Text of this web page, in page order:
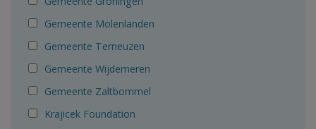
Gemeente Molenlanden
Gemeente Terneuzen
Gemeente Wijdemeren
Gemeente Zaltbommel
Krajicek Foundation